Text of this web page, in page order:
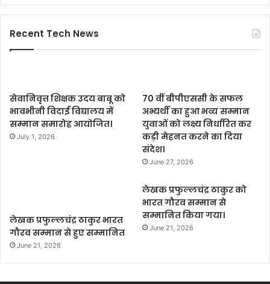
Recent Tech News
सेवानिवृत्त शिक्षक उदय बाबू को
भावभीनी विदाई विद्यालय में
सम्मान समारोह आयोजित।
July 1, 2026
70 वीं बीपीएससी के सफल
अभ्यर्थी का हुआ भव्य सम्मान
युवाओं को लक्ष्य निर्धारित कर
कड़ी मेहनत करने का दिया
संदेश।
June 27, 2026
लेखक प्रफुल्लचंद्र ठाकुर भारत
गौरव सम्मान से हुए सम्मानित
June 21, 2026
लेखक प्रफुल्लचंद्र ठाकुर को
भारत गौरव सम्मान से
सम्मानित किया गया।
June 21, 2026